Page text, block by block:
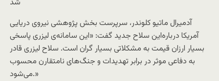
شد
آدمیرال ماتیو کلوندر، سرپرست بخش پژوهشی نیروی دریایی
آمریکا درباره‌این سلاح جدید گفت: «این سامانه‌ی لیزری پاسخی
بسیار ارزان قیمت به مشکلاتی بسیار گران است. سلاح لیزری قادر
به دفاعی موثر در برابر تهدیدات و جنگ‌های نامتقارن محسوب
می‌شود.»